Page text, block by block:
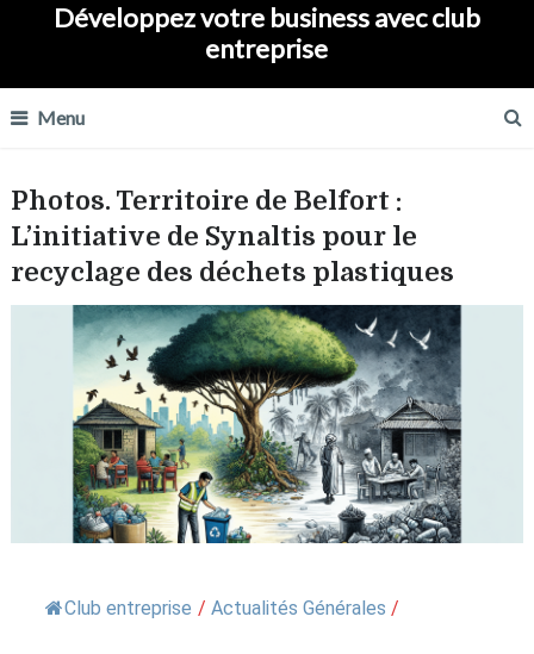
Développez votre business avec club
entreprise
Menu
Photos. Territoire de Belfort :
L’initiative de Synaltis pour le
recyclage des déchets plastiques
Club entreprise / Actualités Générales /